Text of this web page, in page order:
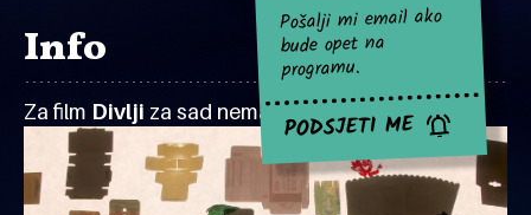
Info
Za film Divlji za sad nema najavljenih projekcija.
Pošalji mi email ako
bude opet na
programu.
PODSJETI ME